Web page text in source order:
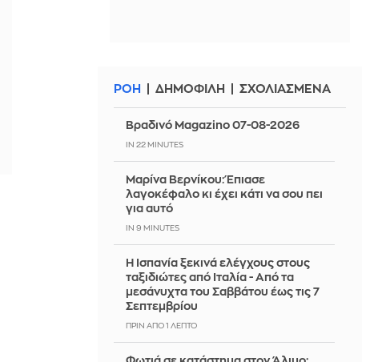
ΡΟΗ ΔΗΜΟΦΙΛΗ ΣΧΟΛΙΑΣΜΕΝΑ
Βραδινό Magazino 07-08-2026
IN 22 MINUTES
Μαρίνα Βερνίκου: Έπιασε
λαγοκέφαλο κι έχει κάτι να σου πει
για αυτό
IN 9 MINUTES
Η Ισπανία ξεκινά ελέγχους στους
ταξιδιώτες από Ιταλία - Από τα
μεσάνυχτα του Σαββάτου έως τις 7
Σεπτεμβρίου
ΠΡΙΝ ΑΠΌ 1 ΛΕΠΤΌ